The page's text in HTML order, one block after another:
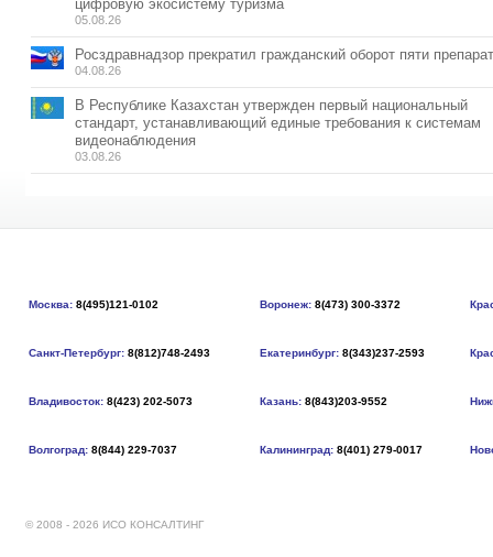
цифровую экосистему туризма
05.08.26
Росздравнадзор прекратил гражданский оборот пяти
04.08.26
В Республике Казахстан утвержден первый национальный
стандарт, устанавливающий единые требования к системам
видеонаблюдения
03.08.26
Москва: 8(495)121-0102 Воронеж: 8(473) 300-3372
Санкт-Петербург: 8(812)748-2493 Екатеринбург: 8(343)237-2593
Владивосток: 8(423) 202-5073 Казань: 8(843)203-9552
Волгоград: 8(844) 229-7037 Калининград: 8(401) 279-0017
© 2008 - 2026 ИСО КОНСАЛТИНГ